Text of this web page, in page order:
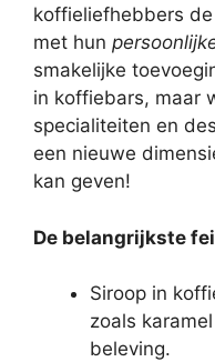
koffieliefhebbers
met hun
smakelijke
in koffiebars, maar
specialiteiten en
een nieuwe
kan geven!
De belangrijkste
Siroop in
zoals
beleving.